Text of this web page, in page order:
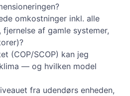
omkostninger inkl. alle
af gamle systemer,
(COP/SCOP) kan jeg
— og hvilken model
fra udendørs enheden,